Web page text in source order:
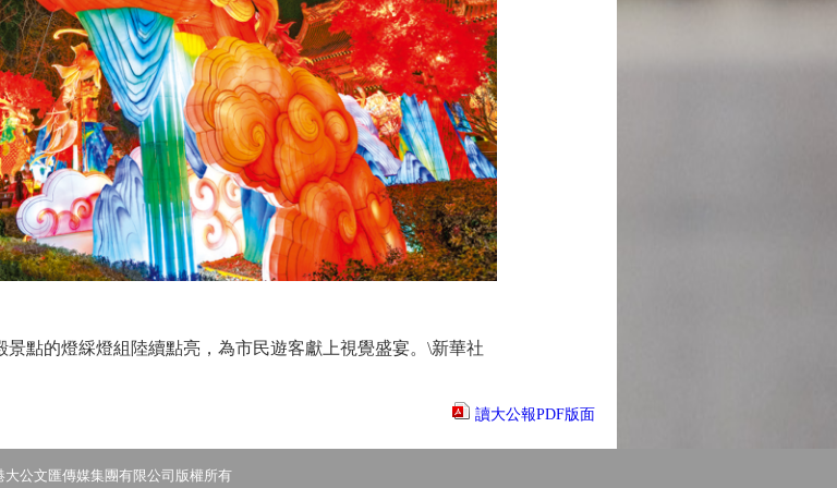
的燈綵燈組陸續點亮，為市民遊客獻上視覺盛宴。\新華社
讀大公報PDF版面
大公文匯傳媒集團有限公司版權所有